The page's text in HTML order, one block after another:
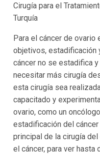
Cirugía para el
Turquía
Para el cáncer de
objetivos, estadificación
cáncer no se estadifica
necesitar más cirugía
esta cirugía sea
capacitado y
ovario, como un
estadificación del
principal de la cirugía
el cáncer, para ver